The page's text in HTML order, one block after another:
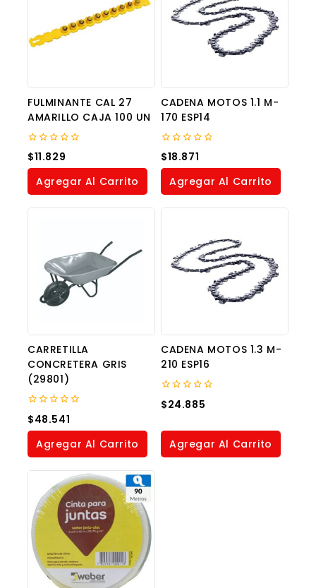
FULMINANTE CAL 27
AMARILLO CAJA 100 UN
0
out
of
$11.829
Agregar Al Carrito
CADENA MOTOS 1.1 M-
170 ESP14
0
out
of
$18.871
Agregar Al Carrito
CARRETILLA
CONCRETERA GRIS
(29801)
0
out
of
$48.541
Agregar Al Carrito
CADENA MOTOS 1.3 M-
210 ESP16
0
out
5
$24.885
Agregar Al Carrito